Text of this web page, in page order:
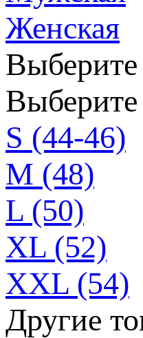
Женская
Выберите
Выберите
S (44-46)
M (48)
L (50)
XL (52)
XXL (54)
Другие